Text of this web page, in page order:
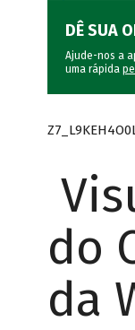
DÊ SUA
Ajude-nos a
uma rápida
do
da